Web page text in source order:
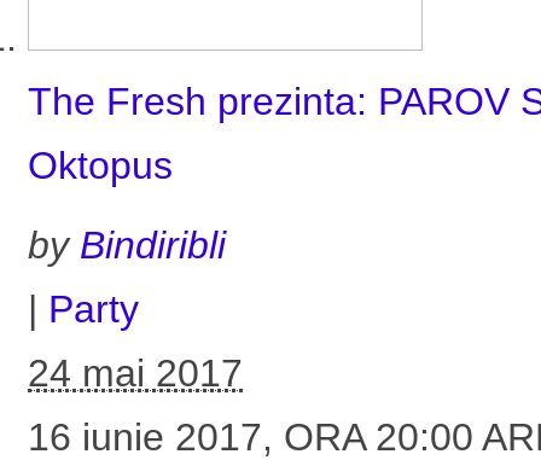
The Fresh prezinta: PAROV
Oktopus
by Bindiribli
| Party
24 mai 2017
16 iunie 2017, ORA 20:00